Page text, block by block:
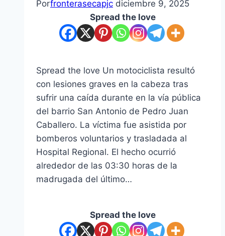
Porfronterasecapjc diciembre 9, 2025
Spread the love
Spread the love Un motociclista resultó
con lesiones graves en la cabeza tras
sufrir una caída durante en la vía pública
del barrio San Antonio de Pedro Juan
Caballero. La víctima fue asistida por
bomberos voluntarios y trasladada al
Hospital Regional. El hecho ocurrió
alrededor de las 03:30 horas de la
madrugada del último…
Spread the love